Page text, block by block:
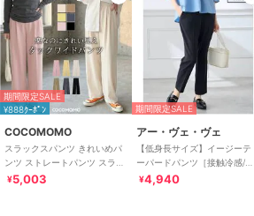
期間限定SALE
¥888ｸｰﾎﾟﾝ
COCOMOMO
スラックスパンツ きれいめパ
ンツ ストレートパンツ スラッ
クス レディース ワイドパンツ
¥5,003
期間限定SALE
アー・ヴェ・ヴェ
【低身長サイズ】イージーテ
ーパードパンツ［接触冷感/速
乾/UVカット/イージーケア］
¥4,940